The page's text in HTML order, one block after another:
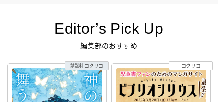
Editor’s Pick Up
編集部のおすすめ
講談社コクリコ コクリコ